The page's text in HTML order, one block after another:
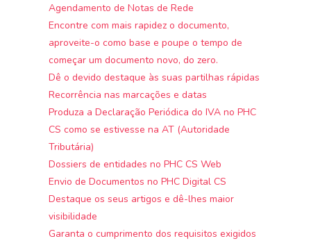
Agendamento de Notas de Rede
Encontre com mais rapidez o documento,
aproveite-o como base e poupe o tempo de
começar um documento novo, do zero.
Dê o devido destaque às suas partilhas rápidas
Recorrência nas marcações e datas
Produza a Declaração Periódica do IVA no PHC
CS como se estivesse na AT (Autoridade
Tributária)
Dossiers de entidades no PHC CS Web
Envio de Documentos no PHC Digital CS
Destaque os seus artigos e dê-lhes maior
visibilidade
Garanta o cumprimento dos requisitos exigidos